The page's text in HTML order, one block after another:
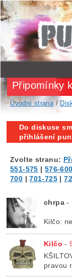
Připomínky
Úvodní strana/
Do diskuse
přihlášení
Zvolte stranu:
551-575 | 576-600
700 |701-725 |
chrpa -
Kilčo:
Kilčo -
pravou